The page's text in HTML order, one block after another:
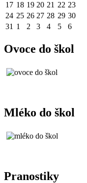
17 18 19 20 21 22 23
24 25 26 27 28 29 30
31 1 2 3 4 5 6
Ovoce do škol
Mléko do škol
Pranostiky